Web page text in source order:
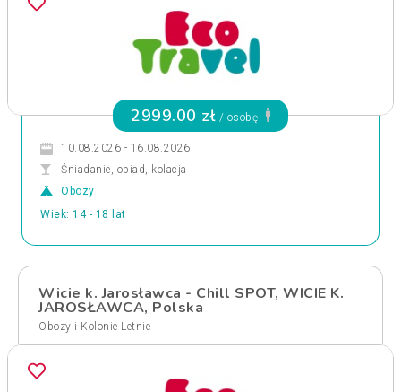
2999.00 zł / osobę
10.08.2026 - 16.08.2026
Śniadanie, obiad, kolacja
Obozy
Wiek: 14 - 18 lat
Wicie k. Jarosławca - Chill SPOT, WICIE K.
JAROSŁAWCA, Polska
Obozy i Kolonie Letnie